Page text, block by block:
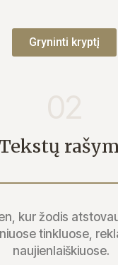
Gryninti kryptį
Tekstų
kur žodis
tinkluose,
naujienlaiškiuose.